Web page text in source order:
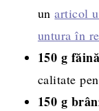
unarticol
untura în
150 g
calitate
150 g